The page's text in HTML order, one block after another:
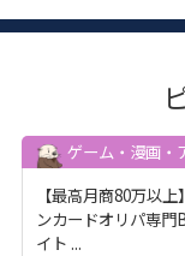
ゲーム・漫画・
【最高月商80万以
ンカードオリパ専門
イト ...